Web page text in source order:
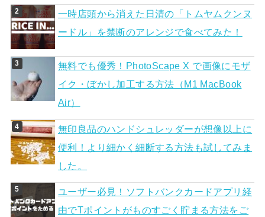
一時店頭から消えた日清の「トムヤムクンヌ
ードル」を禁断のアレンジで食べてみた！
無料でも優秀！PhotoScape X で画像にモザ
イク・ぼかし加工する方法（M1 MacBook
Air）
無印良品のハンドシュレッダーが想像以上に
便利！より細かく細断する方法も試してみま
した。
ユーザー必見！ソフトバンクカードアプリ経
由でTポイントがものすごく貯まる方法をご